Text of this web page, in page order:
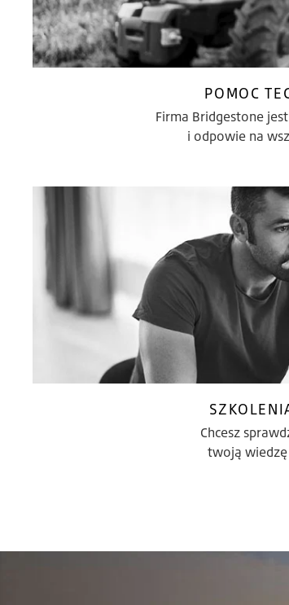
POMOC
Firma Bridgestone
i odpowie na
Chcesz
twoją wiedzę